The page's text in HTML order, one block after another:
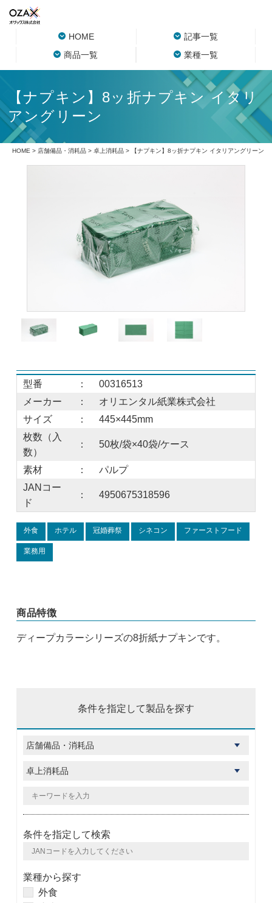
HOME
記事一覧
商品一覧
業種一覧
【ナプキン】8ッ折ナプキン イタリ
アングリーン
HOME > 店舗備品・消耗品> 卓上消耗品> 【ナプキン】8ッ折ナプキン イタリアングリーン
型番 ：
00316513
メーカー
：
オリエンタル紙業株式会社
サイズ
：
445×445mm
枚数（入
数）
： 50枚/袋×40袋/ケース
素材 ：
パルプ
JANコー
ド
： 4950675318596
外食 ホテル 冠婚葬祭 シネコン ファーストフード
業務用
商品特徴
ディープカラーシリーズの8折紙ナプキンです。
条件を指定して製品を探す
条件を指定して検索
業種から探す
外食